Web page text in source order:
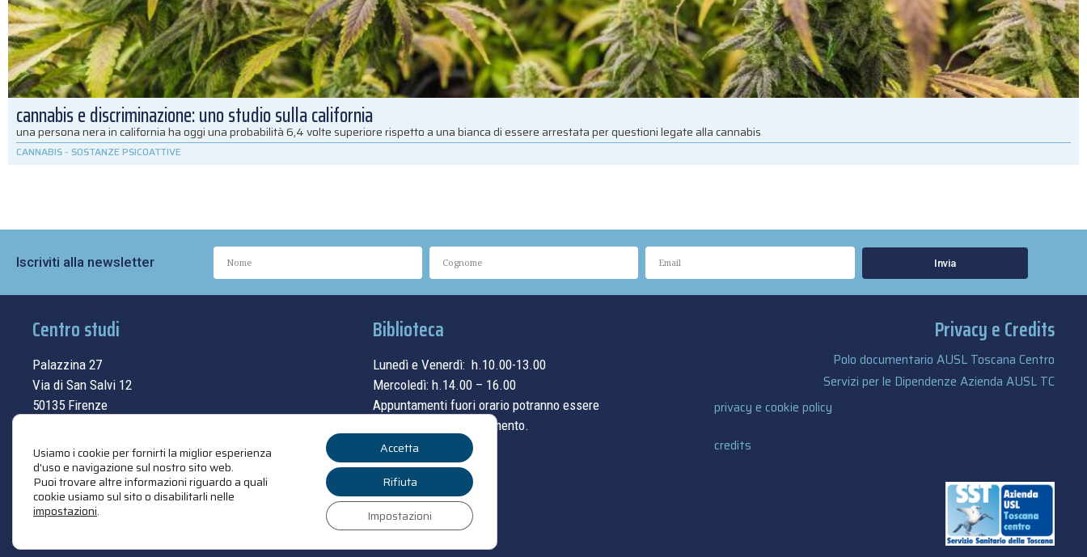
cannabis e discriminazione: uno studio sulla california
una persona nera in california ha oggi una probabilità 6,4 volte superiore rispetto a una bianca di essere arrestata per questioni legate alla cannabis
CANNABIS - SOSTANZE PSICOATTIVE
Iscriviti alla newsletter Invia
Centro studi
Palazzina 27
Via di San Salvi 12
50135 Firenze
contatti
Biblioteca
Lunedì e Venerdì: h.10.00-13.00
Mercoledì: h.14.00 – 16.00
Appuntamenti fuori orario potranno essere
concordati su appuntamento.
Privacy e Credits
Polo documentario AUSL Toscana Centro
Servizi per le Dipendenze Azienda AUSL TC
privacy e cookie policy
credits
Usiamo i cookie per fornirti la miglior esperienza
d'uso e navigazione sul nostro sito web.
Puoi trovare altre informazioni riguardo a quali
cookie usiamo sul sito o disabilitarli nelle
impostazioni.
Accetta
Rifiuta
Impostazioni